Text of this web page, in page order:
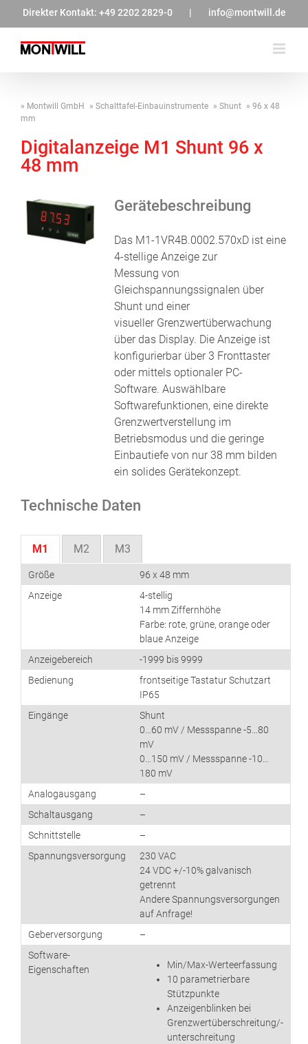
springen
Direkter Kontakt: +49 2202 2829-0 | info@montwill.de
Montwill GmbH Schalttafel-Einbauinstrumente Shunt
96 x 48
mm
Digitalanzeige M1 Shunt 96 x
48 mm
Gerätebeschreibung
Das M1-1VR4B.0002.570xD ist eine
4-stellige Anzeige zur
Messung von
Gleichspannungssignalen über
Shunt und einer
visueller Grenzwertüberwachung
über das Display. Die Anzeige ist
konfigurierbar über 3 Fronttaster
oder mittels optionaler PC-
Software. Auswählbare
Softwarefunktionen, eine direkte
Grenzwertverstellung im
Betriebsmodus und die geringe
Einbautiefe von nur 38 mm bilden
ein solides Gerätekonzept.
Technische Daten
M1 M2 M3
Größe
96 x 48 mm
Anzeige
4-stellig
14 mm Ziffernhöhe
Farbe: rote, grüne, orange oder
blaue Anzeige
Anzeigebereich
-1999 bis 9999
Bedienung
frontseitige Tastatur Schutzart
IP65
Eingänge
Shunt
0…60 mV / Messspanne -5…80
mV
0…150 mV / Messspanne -10…
180 mV
Analogausgang
–
Schaltausgang
–
Schnittstelle
–
Spannungsversorgung
230 VAC
24 VDC +/-10% galvanisch
getrennt
Andere Spannungsversorgungen
auf Anfrage!
Geberversorgung
–
Software-
Eigenschaften
Min/Max-Werteerfassung
10 parametrierbare
Stützpunkte
Anzeigenblinken bei
Grenzwertüberschreitung/-
unterschreitung